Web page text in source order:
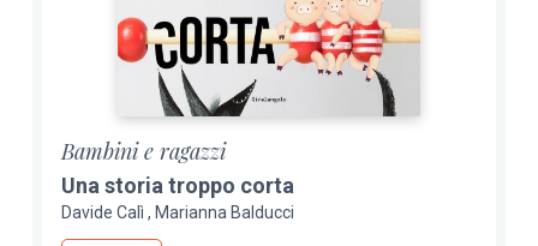
Bambini e ragazzi
Una storia troppo corta
Davide Calì Marianna Balducci